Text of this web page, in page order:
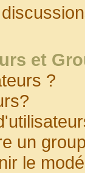
et
?
un
le